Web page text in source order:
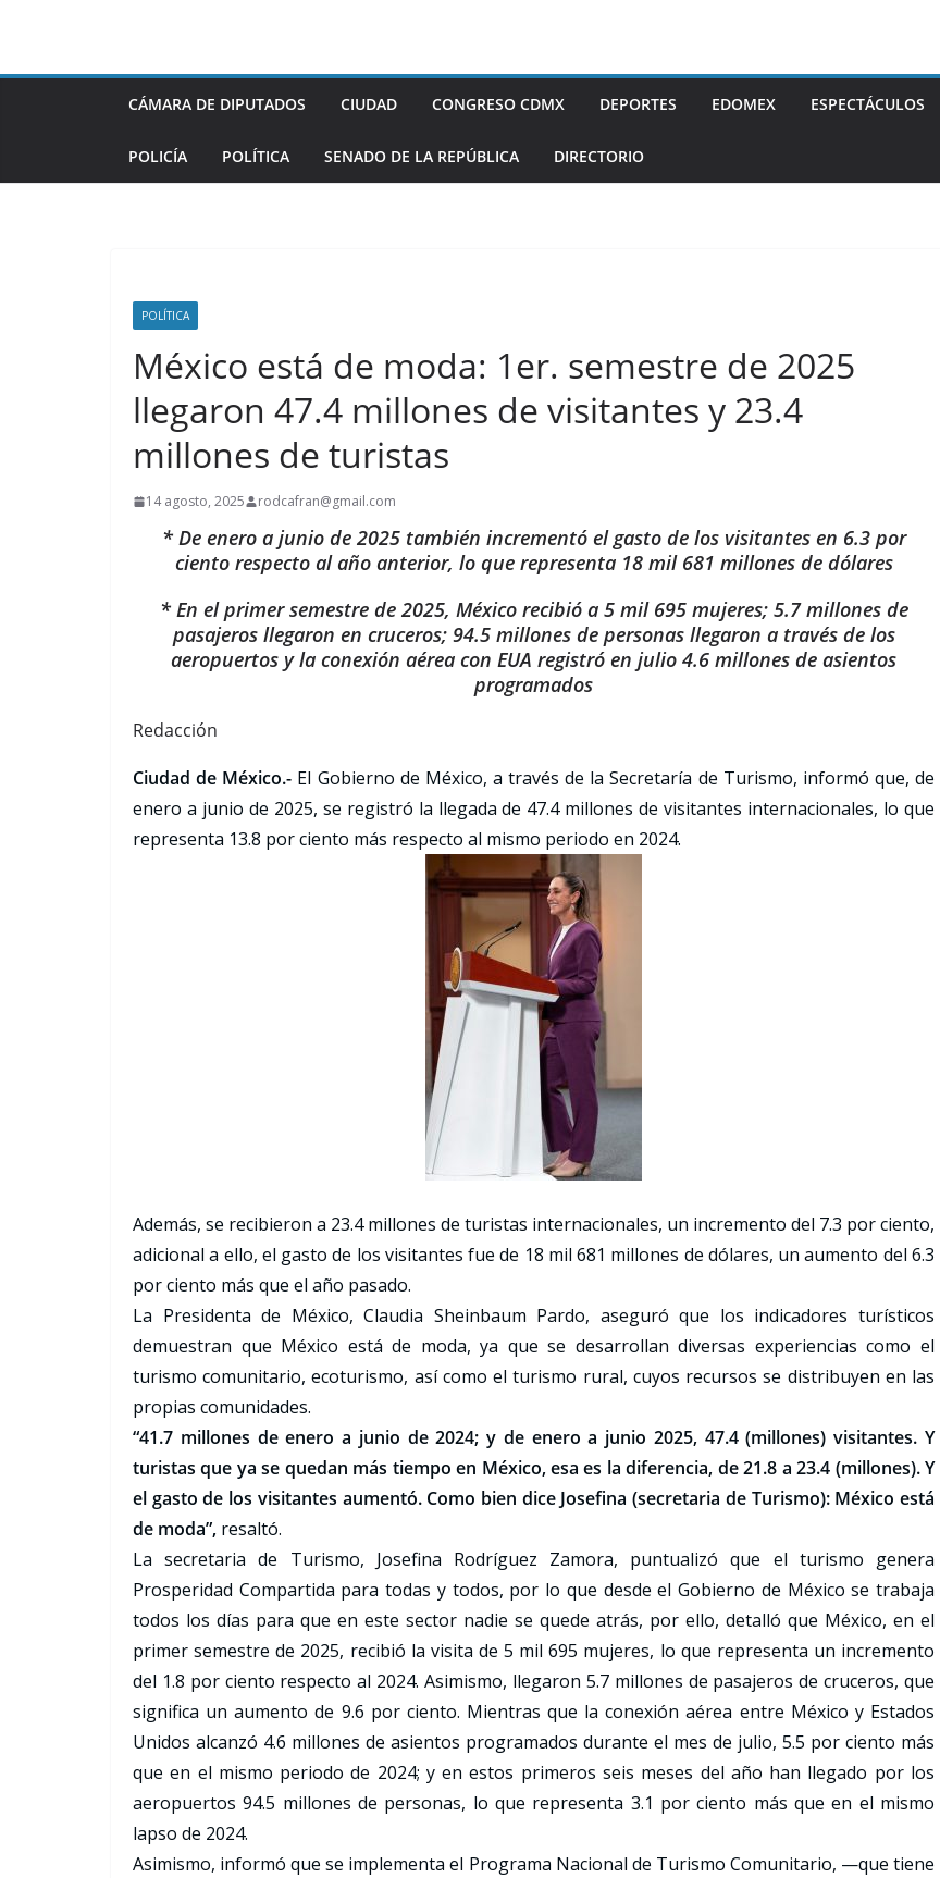
contenido
CÁMARA DE DIPUTADOS CIUDAD CONGRESO CDMX DEPORTES EDOMEX ESPECTÁCULOS
POLICÍA POLÍTICA SENADO DE LA REPÚBLICA DIRECTORIO
POLÍTICA
México está de moda: 1er. semestre de 2025
llegaron 47.4 millones de visitantes y 23.4
millones de turistas
14 agosto, 2025 rodcafran@gmail.com
* De enero a junio de 2025 también incrementó el gasto de los visitantes en 6.3 por
ciento respecto al año anterior, lo que representa 18 mil 681 millones de dólares
* En el primer semestre de 2025, México recibió a 5 mil 695 mujeres; 5.7 millones de
pasajeros llegaron en cruceros; 94.5 millones de personas llegaron a través de los
aeropuertos y la conexión aérea con EUA registró en julio 4.6 millones de asientos
programados
Redacción
Ciudad de México.- El Gobierno de México, a través de la Secretaría de Turismo, informó que, de
enero a junio de 2025, se registró la llegada de 47.4 millones de visitantes internacionales, lo que
representa 13.8 por ciento más respecto al mismo periodo en 2024.
Además, se recibieron a 23.4 millones de turistas internacionales, un incremento del 7.3 por ciento,
adicional a ello, el gasto de los visitantes fue de 18 mil 681 millones de dólares, un aumento del 6.3
por ciento más que el año pasado.
La Presidenta de México, Claudia Sheinbaum Pardo, aseguró que los indicadores turísticos
demuestran que México está de moda, ya que se desarrollan diversas experiencias como el
turismo comunitario, ecoturismo, así como el turismo rural, cuyos recursos se distribuyen en las
propias comunidades.
“41.7 millones de enero a junio de 2024; y de enero a junio 2025, 47.4 (millones) visitantes. Y
turistas que ya se quedan más tiempo en México, esa es la diferencia, de 21.8 a 23.4 (millones). Y
el gasto de los visitantes aumentó. Como bien dice Josefina (secretaria de Turismo): México está
de moda”, resaltó.
La secretaria de Turismo, Josefina Rodríguez Zamora, puntualizó que el turismo genera
Prosperidad Compartida para todas y todos, por lo que desde el Gobierno de México se trabaja
todos los días para que en este sector nadie se quede atrás, por ello, detalló que México, en el
primer semestre de 2025, recibió la visita de 5 mil 695 mujeres, lo que representa un incremento
del 1.8 por ciento respecto al 2024. Asimismo, llegaron 5.7 millones de pasajeros de cruceros, que
significa un aumento de 9.6 por ciento. Mientras que la conexión aérea entre México y Estados
Unidos alcanzó 4.6 millones de asientos programados durante el mes de julio, 5.5 por ciento más
que en el mismo periodo de 2024; y en estos primeros seis meses del año han llegado por los
aeropuertos 94.5 millones de personas, lo que representa 3.1 por ciento más que en el mismo
lapso de 2024.
Asimismo, informó que se implementa el Programa Nacional de Turismo Comunitario, —que tiene